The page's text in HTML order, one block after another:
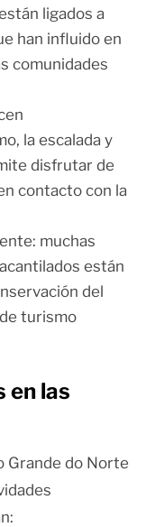
ligados a
han influido en
comunidades
la escalada y
disfrutar de
contacto con la
muchas
están
del
turismo
en las
Grande do Norte